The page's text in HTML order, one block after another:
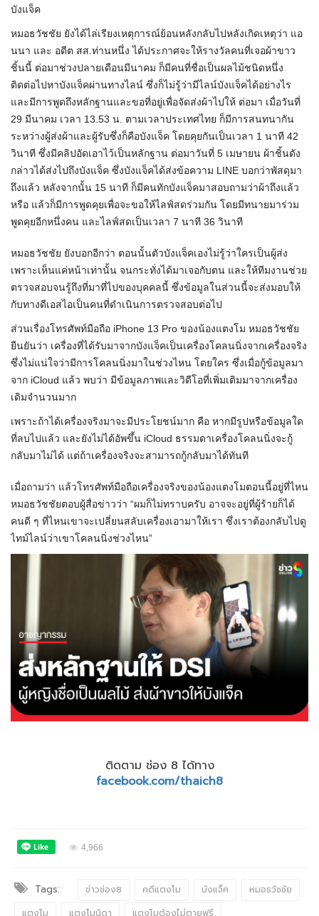
บังแจ็ค
หมอธวัชชัย ยังได้ไล่เรียงเหตุการณ์ย้อนหลังกลับไปหลังเกิดเหตุว่า แอ
นนา และ อดีต สส.ท่านหนึ่ง ได้ประกาศจะให้รางวัลคนที่เจอผ้าขาว
ชิ้นนี้ ต่อมาช่วงปลายเดือนมีนาคม ก็มีคนที่ชื่อเป็นผลไม้ชนิดหนึ่ง
ติดต่อไปหาบังแจ็คผ่านทางไลน์ ซึ่งก็ไม่รู้ว่ามีไลน์บังแจ็คได้อย่างไร
และมีการพูดถึงหลักฐานและขอที่อยู่เพื่อจัดส่งผ้าไปให้ ต่อมา เมื่อวันที่
29 มีนาคม เวลา 13.53 น. ตามเวลาประเทศไทย ก็มีการสนทนากัน
ระหว่างผู้ส่งผ้าและผู้รับซึ่งก็คือบังแจ็ค โดยคุยกันเป็นเวลา 1 นาที 42
วินาที ซึ่งมีคลิปอัดเอาไว้เป็นหลักฐาน ต่อมาวันที่ 5 เมษายน ผ้าชิ้นดัง
กล่าวได้ส่งไปถึงบังแจ็ค ซึ่งบังแจ็คได้ส่งข้อความ LINE บอกว่าพัสดุมา
ถึงแล้ว หลังจากนั้น 15 นาที ก็มีคนทักบังแจ็คมาสอบถามว่าผ้าถึงแล้ว
หรือ แล้วก็มีการพูดคุยเพื่อจะขอให้ไลฟ์สดร่วมกัน โดยมีทนายมาร่วม
พูดคุยอีกหนึ่งคน และไลฟ์สดเป็นเวลา 7 นาที 36 วินาที
หมอธวัชชัย ยังบอกอีกว่า ตอนนั้นตัวบังแจ็คเองไม่รู้ว่าใครเป็นผู้ส่ง
เพราะเห็นแค่หน้าเท่านั้น จนกระทั่งได้มาเจอกับตน และให้ทีมงานช่วย
ตรวจสอบจนรู้ถึงที่มาที่ไปของบุคคลนี้ ซึ่งข้อมูลในส่วนนี้จะส่งมอบให้
กับทางดีเอสไอเป็นคนที่ดำเนินการตรวจสอบต่อไป
ส่วนเรื่องโทรศัพท์มือถือ iPhone 13 Pro ของน้องแตงโม หมอธวัชชัย
ยืนยันว่า เครื่องที่ได้รับมาจากบังแจ็คเป็นเครื่องโคลนนิ่งจากเครื่องจริง
ซึ่งไม่แน่ใจว่ามีการโคลนนิ่งมาในช่วงไหน โดยใคร ซึ่งเมื่อกู้ข้อมูลมา
จาก iCloud แล้ว พบว่า มีข้อมูลภาพและวิดีโอที่เพิ่มเติมมาจากเครื่อง
เดิมจำนวนมาก
เพราะถ้าได้เครื่องจริงมาจะมีประโยชน์มาก คือ หากมีรูปหรือข้อมูลใด
ที่ลบไปแล้ว และยังไม่ได้อัพขึ้น iCloud ธรรมดาเครื่องโคลนนิ่งจะกู้
กลับมาไม่ได้ แต่ถ้าเครื่องจริงจะสามารถกู้กลับมาได้ทันที
เมื่อถามว่า แล้วโทรศัพท์มือถือเครื่องจริงของน้องแตงโมตอนนี้อยู่ที่ไหน
หมอธวัชชัยตอบผู้สื่อข่าวว่า “ผมก็ไม่ทราบครับ อาจจะอยู่ที่ผู้ร้ายก็ได้
คนดี ๆ ที่ไหนเขาจะเปลี่ยนสลับเครื่องเอามาให้เรา ซึ่งเราต้องกลับไปดู
ไทม์ไลน์ว่าเขาโคลนนิ่งช่วงไหน”
ติดตาม ช่อง 8 ได้ทาง
facebook.com/thaich8
4,966
Tags: ข่าวช่อง8 คดีแตงโม บังแจ็ค
หมอธวัชชัย
แตงโม
แตงโมนิดา แตงโมต้องไม่ตายฟรี